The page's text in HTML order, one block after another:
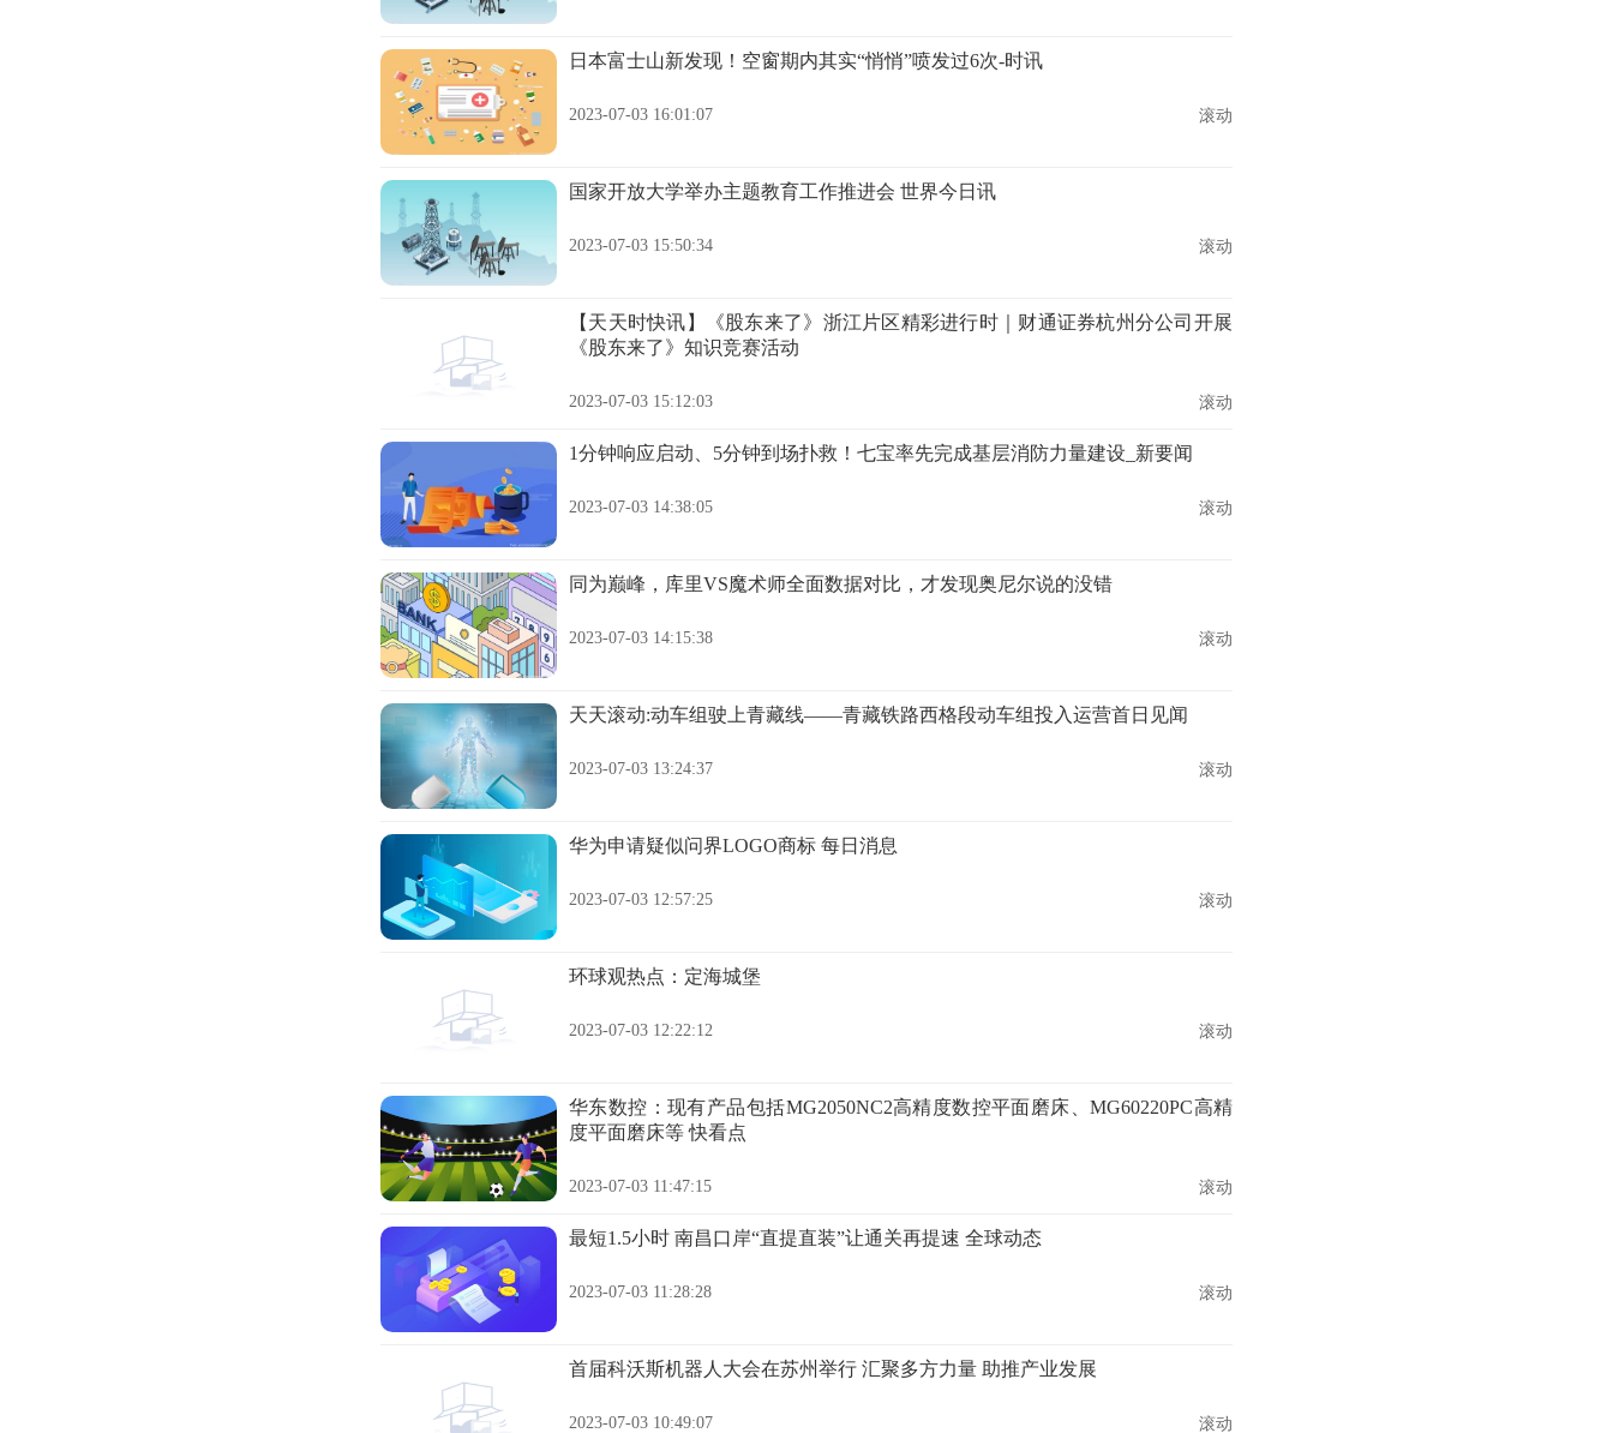
日本富士山新发现！空窗期内其实“悄悄”喷发过6次-时讯
2023-07-03 16:01:07 滚动
国家开放大学举办主题教育工作推进会 世界今日讯
2023-07-03 15:50:34 滚动
【天天时快讯】《股东来了》浙江片区精彩进行时｜财通证券杭州分公司开展
《股东来了》知识竞赛活动
2023-07-03 15:12:03 滚动
1分钟响应启动、5分钟到场扑救！七宝率先完成基层消防力量建设_新要闻
2023-07-03 14:38:05 滚动
同为巅峰，库里VS魔术师全面数据对比，才发现奥尼尔说的没错
2023-07-03 14:15:38 滚动
天天滚动:动车组驶上青藏线——青藏铁路西格段动车组投入运营首日见闻
2023-07-03 13:24:37 滚动
华为申请疑似问界LOGO商标 每日消息
2023-07-03 12:57:25 滚动
环球观热点：定海城堡
2023-07-03 12:22:12 滚动
华东数控：现有产品包括MG2050NC2高精度数控平面磨床、MG60220PC高精
度平面磨床等 快看点
2023-07-03 11:47:15 滚动
最短1.5小时 南昌口岸“直提直装”让通关再提速 全球动态
2023-07-03 11:28:28 滚动
首届科沃斯机器人大会在苏州举行 汇聚多方力量 助推产业发展
2023-07-03 10:49:07 滚动